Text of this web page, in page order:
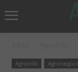
AgroInfo